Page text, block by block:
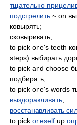
тщательно
подстрелить ~ on
ковырять;
сковыривать;
to pick one's teeth
steps) выбирать
to pick and choose
подбирать;
to pick one's words
выздоравливать;
восстанавливать
to pick oneself up